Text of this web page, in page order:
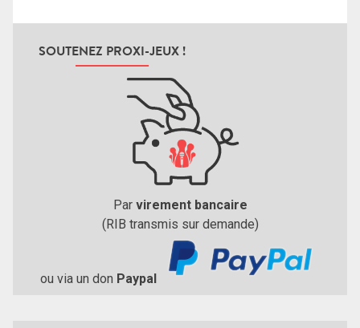
SOUTENEZ PROXI-JEUX !
Par virement bancaire
(RIB transmis sur demande)
ou via un don Paypal